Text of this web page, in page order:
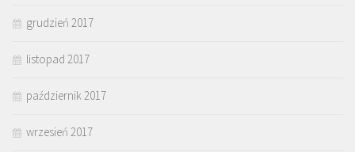
grudzień 2017
listopad 2017
październik 2017
wrzesień 2017